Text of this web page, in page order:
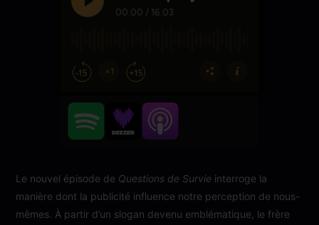
Le nouvel épisode de Questions de Survie interroge la
manière dont la publicité influence notre perception de nous-
mêmes. À partir d’un slogan devenu emblématique, le frère